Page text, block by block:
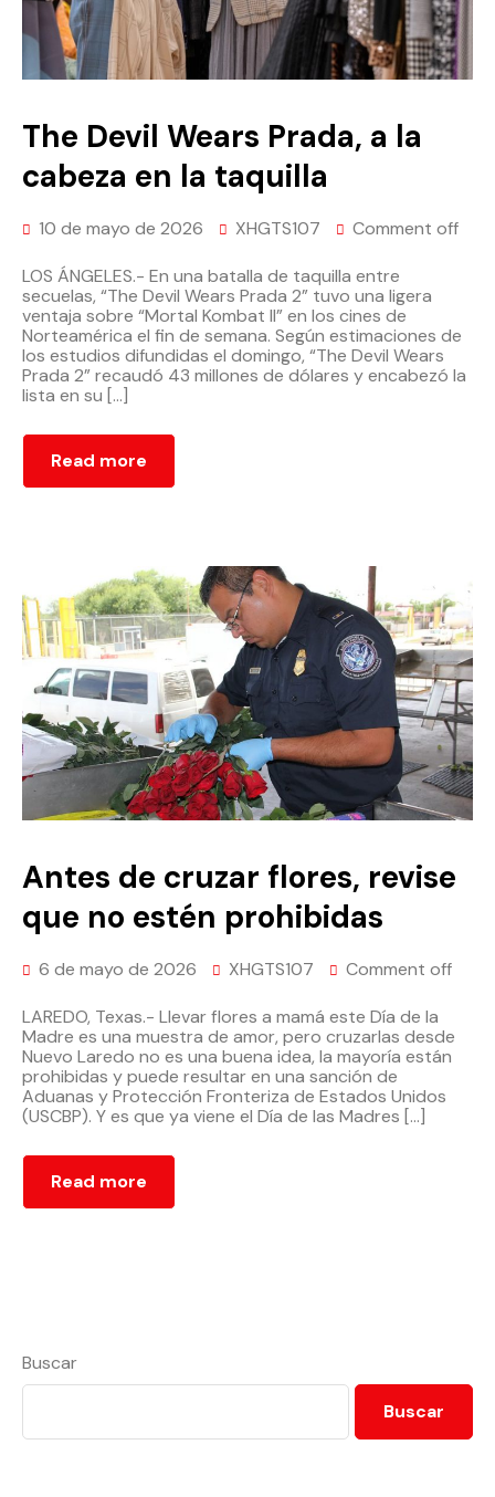
The Devil Wears Prada, a la
cabeza en la taquilla
10 de mayo de 2026 XHGTS107 Comment off
LOS ÁNGELES.- En una batalla de taquilla entre
secuelas, “The Devil Wears Prada 2” tuvo una ligera
ventaja sobre “Mortal Kombat II” en los cines de
Norteamérica el fin de semana. Según estimaciones de
los estudios difundidas el domingo, “The Devil Wears
Prada 2” recaudó 43 millones de dólares y encabezó la
lista en su […]
Read more
Antes de cruzar flores, revise
que no estén prohibidas
6 de mayo de 2026 XHGTS107 Comment off
LAREDO, Texas.- Llevar flores a mamá este Día de la
Madre es una muestra de amor, pero cruzarlas desde
Nuevo Laredo no es una buena idea, la mayoría están
prohibidas y puede resultar en una sanción de
Aduanas y Protección Fronteriza de Estados Unidos
(USCBP). Y es que ya viene el Día de las Madres […]
Read more
Buscar
Buscar